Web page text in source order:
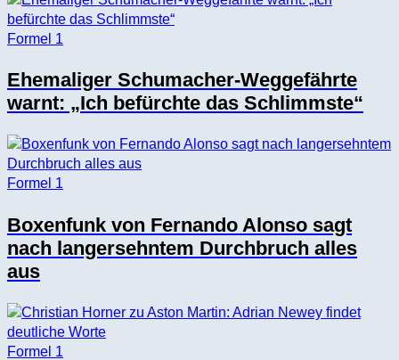
Formel 1
Ehemaliger Schumacher-Weggefährte
warnt: „Ich befürchte das Schlimmste“
Formel 1
Boxenfunk von Fernando Alonso sagt
nach langersehntem Durchbruch alles
aus
Formel 1